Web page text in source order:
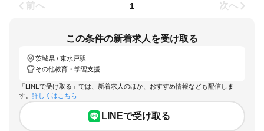
前へ 1 次へ
この条件の新着求人を受け取る
茨城県 / 東水戸駅
その他教育・学習支援
「LINEで受け取る」では、新着求人のほか、おすすめ情報なども配信しま
す。 詳しくはこちら
LINEで受け取る